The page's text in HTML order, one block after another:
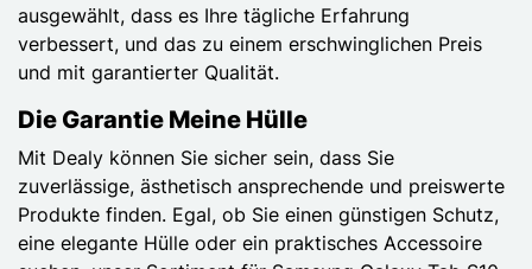
ausgewählt, dass es Ihre tägliche Erfahrung
verbessert, und das zu einem erschwinglichen Preis
und mit garantierter Qualität.
Die Garantie Meine Hülle
Mit Dealy können Sie sicher sein, dass Sie
zuverlässige, ästhetisch ansprechende und preiswerte
Produkte finden. Egal, ob Sie einen günstigen Schutz,
eine elegante Hülle oder ein praktisches Accessoire